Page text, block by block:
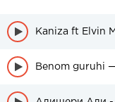
Benom guruhi